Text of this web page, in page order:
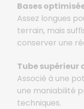
Bases
Assez longues
terrain, mais
conserver une
Tube supérieur
Associé à une
une maniabilité
techniques.